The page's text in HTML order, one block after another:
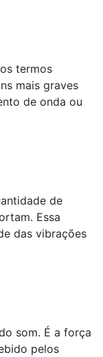
termos
mais graves
de onda ou
de
Essa
das vibrações
som. É a força
pelos